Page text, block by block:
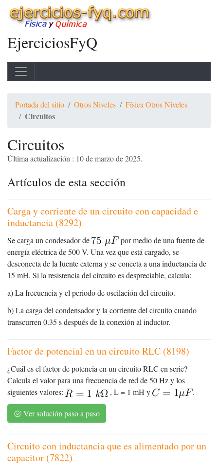
EjerciciosFyQ
Portada del sitio Otros Niveles Física Otros Niveles
Circuitos
Circuitos
Última actualización : 10 de marzo de 2025.
Artículos de esta sección
Carga y corriente de un circuito con capacidad e
inductancia (8292)
Se carga un condesador de
por medio de una fuente de
energía eléctrica de 500 V. Una vez que está cargado, se
desconecta de la fuente externa y se conecta a una inductancia de
15 mH. Si la resistencia del circuito es despreciable, calcula:
a) La frecuencia y el periodo de oscilación del circuito.
b) La carga del condensador y la corriente del circuito cuando
transcurren 0.35 s después de la conexión al inductor.
Factor de potencial en un circuito RLC (8198)
¿Cuál es el factor de potencia en un circuito RLC en serie?
Calcula el valor para una frecuencia de red de 50 Hz y los
siguientes valores:
, L = 1 mH y .
Ver solución paso a paso
Circuito con inductancia que es alimentado por un
capacitor (7822)